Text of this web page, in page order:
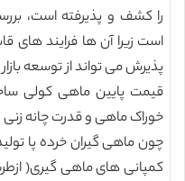
را کشف و پذیرفته است،
است زیرا آن ها فرایند های
پذیرش می تواند از توسعه
قیمت پایین ماهی کولی
خوراک ماهی و قدرت چانه زنی
چون ماهی گیران خرده پا
کمپانی های ماهی گیری(